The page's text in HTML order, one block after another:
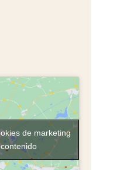
de marketing